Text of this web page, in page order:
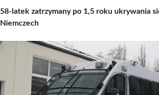
58-latek zatrzymany po 1,5 roku ukrywania
Niemczech